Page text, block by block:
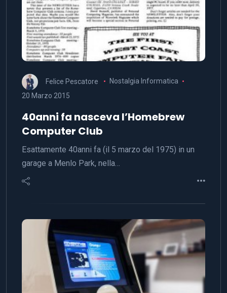
Felice Pescatore
Nostalgia Informatica
20 Marzo 2015
40anni fa nasceva l’Homebrew
Computer Club
Esattamente 40anni fa (il 5 marzo del 1975) in un
garage a Menlo Park, nella…